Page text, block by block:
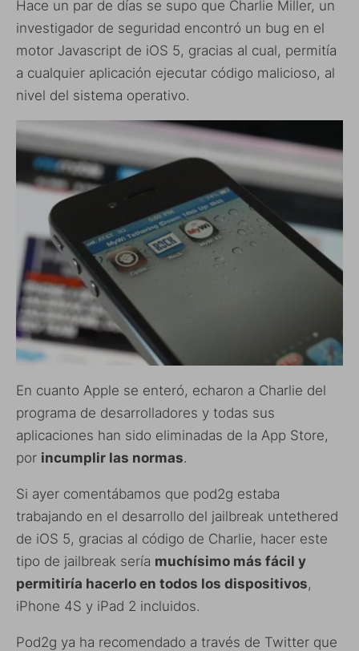
Hace un par de días se supo que Charlie Miller, un
investigador de seguridad encontró un bug en el
motor Javascript de iOS 5, gracias al cual, permitía
a cualquier aplicación ejecutar código malicioso, al
nivel del sistema operativo.
En cuanto Apple se enteró, echaron a Charlie del
programa de desarrolladores y todas sus
aplicaciones han sido eliminadas de la App Store,
por incumplir las normas.
Si ayer comentábamos que pod2g estaba
trabajando en el desarrollo del jailbreak untethered
de iOS 5, gracias al código de Charlie, hacer este
tipo de jailbreak sería muchísimo más fácil y
permitiría hacerlo en todos los dispositivos,
iPhone 4S y iPad 2 incluidos.
Pod2g ya ha recomendado a través de Twitter que